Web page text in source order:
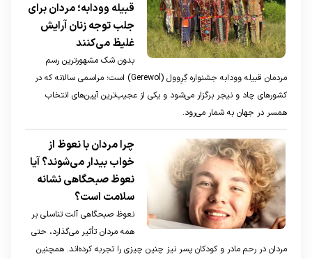
قبیله وودابه؛ مردان برای
جلب توجه زنان آرایش
غلیظ می‌کنند
بدون شک مشهورترین رسم
مردمان قبیله وودابه‌ جشنواره گِرِوول (Gerewol) است؛ مراسمی سالانه که در
کشورهای چاد و نیجر برگزار می‌شود و یکی از عجیب‌ترین آیین‌های انتخاب
همسر در جهان به شمار می‌رود.
چرا مردان با نعوظ از
خواب بیدار می‌شوند؟ آیا
نعوظ صبحگاهی نشانه
سلامت است؟
نعوظ صبحگاهی آلت تناسلی بر
همه مردان تأثیر می‌گذارد، حتی
مردان در رحم مادر و کودکان پسر نیز چنین چیزی را تجربه کرده‌اند. همچنین